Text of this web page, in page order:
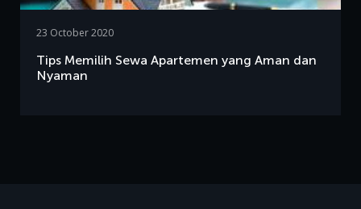
23 October 2020
Tips Memilih Sewa Apartemen yang Aman dan
Nyaman